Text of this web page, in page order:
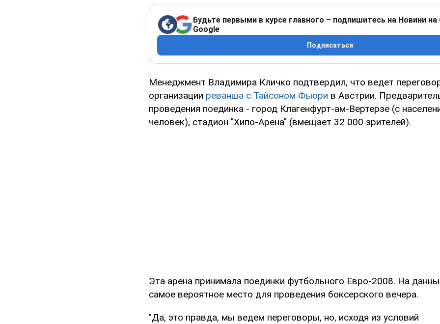
Будьте первыми в курсе главного – подпишитесь на Новини на
Google
Подписаться
Менеджмент Владимира Кличко подтвердил, что ведет
организации реванша с Тайсоном Фьюри в Австрии.
проведения поединка - город Клагенфурт-ам-Вертерзе (с
человек), стадион "Хипо-Арена" (вмещает 32 000 зрителей).
Эта арена принимала поединки футбольного Евро-2008. На
самое вероятное место для проведения боксерского вечера.
"Да, это правда, мы ведем переговоры, но, исходя из условий